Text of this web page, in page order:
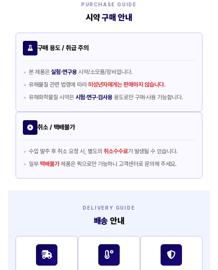
PURCHASE GUIDE
시약구매 안내
구매 용도 / 취급 주의
본 제품은 실험·연구용 시약/소모품/장비입니다.
유해물질 관련 법령에 따라 미성년자에게는 판매하지 않습니다.
유해화학물질 시약은 시험·연구·검사용 용도로만 구매·사용 가능합니다.
취소 / 택배불가
수입 발주 후 취소 요청 시, 별도의 취소수수료가 발생될 수 있습니다.
일부 택배불가제품은 퀵으로만 가능하니 고객센터로 문의해 주세요.
DELIVERY GUIDE
배송 안내